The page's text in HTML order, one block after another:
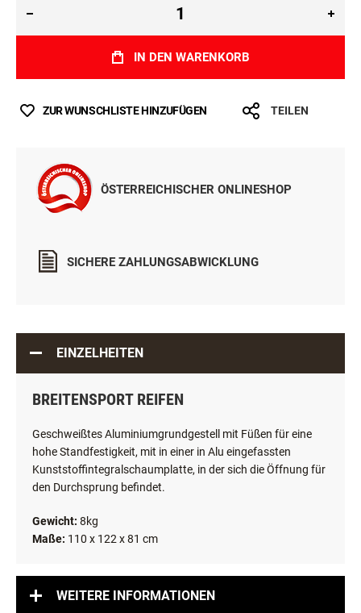
IN DEN WARENKORB
ZUR WUNSCHLISTE HINZUFÜGEN TEILEN
ÖSTERREICHISCHER ONLINESHOP
SICHERE ZAHLUNGSABWICKLUNG
EINZELHEITEN
BREITENSPORT REIFEN
Geschweißtes Aluminiumgrundgestell mit Füßen für eine
hohe Standfestigkeit, mit in einer in Alu eingefassten
Kunststoffintegralschaumplatte, in der sich die Öffnung für
den Durchsprung befindet.
Gewicht: 8kg
Maße: 110 x 122 x 81 cm
WEITERE INFORMATIONEN